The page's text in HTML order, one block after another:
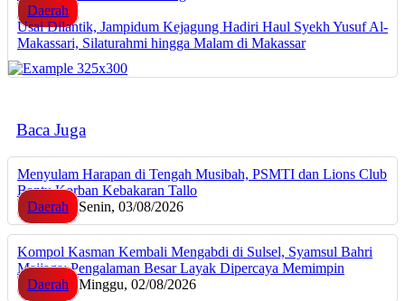
Daerah
Usai Dilantik, Jampidum Kejagung Hadiri Haul Syekh Yusuf Al-
Makassari, Silaturahmi hingga Malam di Makassar
Baca Juga
Menyulam Harapan di Tengah Musibah, PSMTI dan Lions Club
Bantu Korban Kebakaran Tallo
Daerah
Senin, 03/08/2026
Kompol Kasman Kembali Mengabdi di Sulsel, Syamsul Bahri
Majjaga: Pengalaman Besar Layak Dipercaya Memimpin
Daerah
Minggu, 02/08/2026